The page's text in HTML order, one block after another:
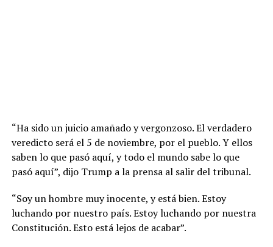
“Ha sido un juicio amañado y vergonzoso. El verdadero
veredicto será el 5 de noviembre, por el pueblo. Y ellos
saben lo que pasó aquí, y todo el mundo sabe lo que
pasó aquí”, dijo Trump a la prensa al salir del tribunal.
“Soy un hombre muy inocente, y está bien. Estoy
luchando por nuestro país. Estoy luchando por nuestra
Constitución. Esto está lejos de acabar”.